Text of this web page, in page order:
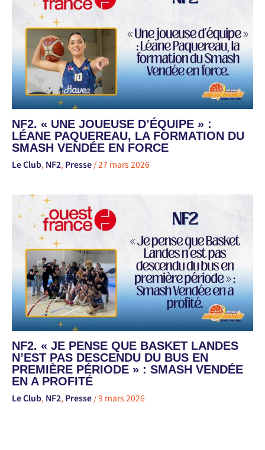
NF2. « UNE JOUEUSE D’ÉQUIPE » :
LÉANE PAQUEREAU, LA FORMATION DU
SMASH VENDÉE EN FORCE
Le Club, NF2, Presse /27 mars 2026
NF2. « JE PENSE QUE BASKET LANDES
N’EST PAS DESCENDU DU BUS EN
PREMIÈRE PÉRIODE » : SMASH VENDÉE
EN A PROFITÉ
Le Club, NF2, Presse /9 mars 2026